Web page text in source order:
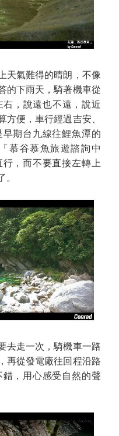
天氣難得的晴朗，不像
的下雨天，騎著機車從
，說遠也不遠，說近
便，車行經過吉安、
期台九線往鯉魚潭的
慕谷慕魚旅遊諮詢中
，而不要直接左轉上
去走一次，騎機車一路
再從發電廠往回程沿路
，用心感受自然的聲